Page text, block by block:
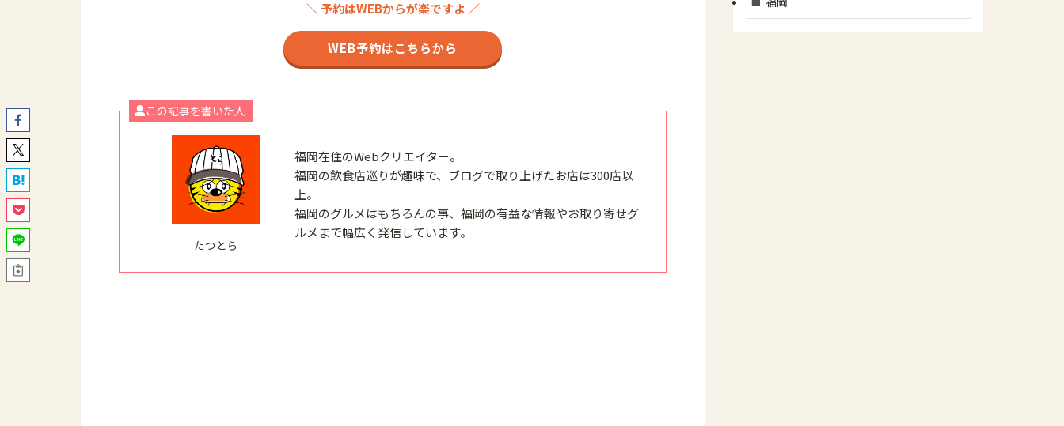
＼ 予約はWEBからが楽ですよ ／
WEB予約はこちらから
この記事を書いた人
たつとら
福岡在住のWebクリエイター。
福岡の飲食店巡りが趣味で、ブログで取り上げたお店は300店以
上。
福岡のグルメはもちろんの事、福岡の有益な情報やお取り寄せグ
ルメまで幅広く発信しています。